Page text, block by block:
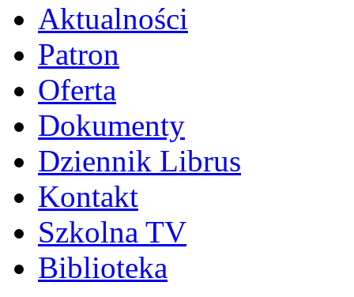
Aktualności
Patron
Oferta
Dokumenty
Dziennik Librus
Kontakt
Szkolna TV
Biblioteka